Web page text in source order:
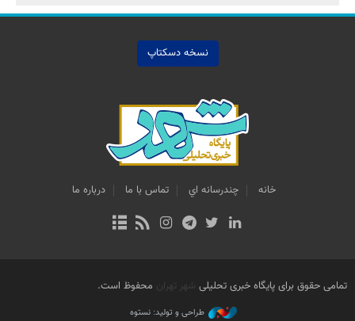
نسخه دسکتاپ
خانه چندرسانه اي تماس با ما درباره ما
تمامی حقوق برای پایگاه خبری تحلیلی شهر تهران محفوظ است.
طراحی و تولید: نستوه